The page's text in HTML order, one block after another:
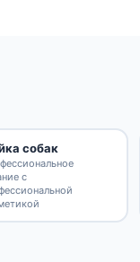
собак
с